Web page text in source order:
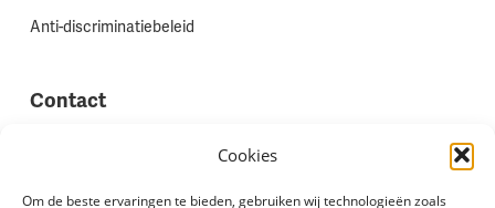
Cookies
Om de beste ervaringen te bieden, gebruiken wij technologieën zoals
Anti-discriminatiebeleid
Contact